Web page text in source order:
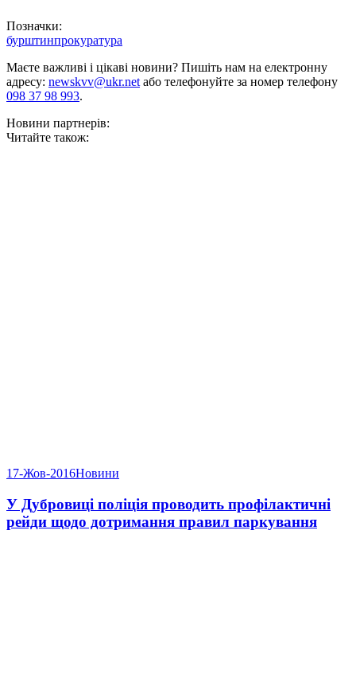
Позначки:
бурштинпрокуратура
Маєте важливі і цікаві новини? Пишіть нам на електронну
адресу: newskvv@ukr.netабо телефонуйте за номер телефону
098 37 98 993.
Новини партнерів:
Читайте також:
17-Жов-2016Новини
У Дубровиці поліція проводить профілактичні
рейди щодо дотримання правил паркування